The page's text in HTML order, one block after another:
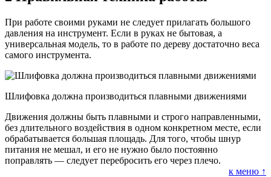
При работе своими руками не следует прилагать большого
давления на инструмент. Если в руках не бытовая, а
универсальная модель, то в работе по дереву достаточно веса
самого инструмента.
Шлифовка должна производиться плавными движениями
Движения должны быть плавными и строго направленными,
без длительного воздействия в одном конкретном месте, если
обрабатывается большая площадь. Для того, чтобы шнур
питания не мешал, и его не нужно было постоянно
поправлять — следует перебросить его через плечо.
к меню ↑